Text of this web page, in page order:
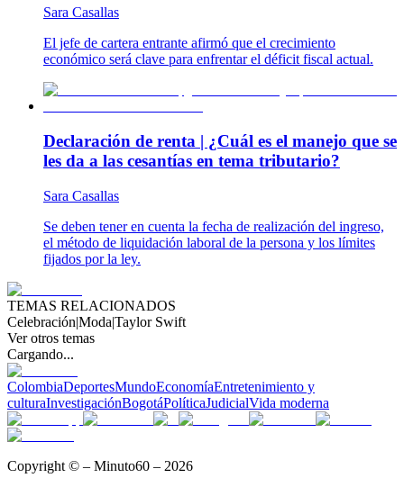
Sara Casallas
El jefe de cartera entrante afirmó que el crecimiento
económico será clave para enfrentar el déficit fiscal actual.
Declaración de renta | ¿Cuál es el manejo que se
les da a las cesantías en tema tributario?
Sara Casallas
Se deben tener en cuenta la fecha de realización del ingreso,
el método de liquidación laboral de la persona y los límites
fijados por la ley.
TEMAS RELACIONADOS
Celebración|Moda|Taylor Swift
Ver otros temas
Cargando...
ColombiaDeportesMundoEconomíaEntretenimiento y
culturaInvestigaciónBogotáPolíticaJudicialVida moderna
Copyright © – Minuto60 – 2026